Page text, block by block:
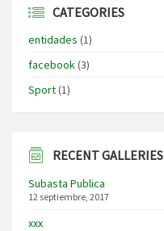
CATEGORIES
entidades (1)
facebook(3)
Sport(1)
RECENT GALLERIES
Subasta Publica
12 septiembre, 2017
xxx